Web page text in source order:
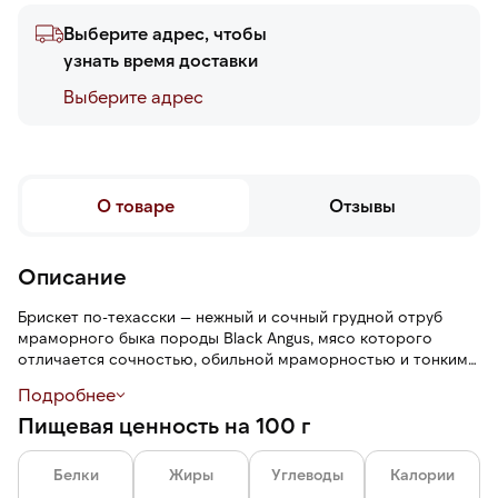
Выберите адрес, чтобы
узнать время доставки
Выберите адреc
О товаре Отзывы
Описание
Брискет по-техасски — нежный и сочный грудной отруб
мраморного быка породы Black Angus, мясо которого
отличается сочностью, обильной мраморностью и тонкими
Брискет готовится методом медленного томления при
низкой температуре. Сначала мясо маринуется в смеси
горчицы, морской соли и дробленого перца. После томится
в течение 9 часов в смокере на дубовых дровах при
Подробнее
Пищевая ценность на 100 г
Белки Жиры Углеводы Калории